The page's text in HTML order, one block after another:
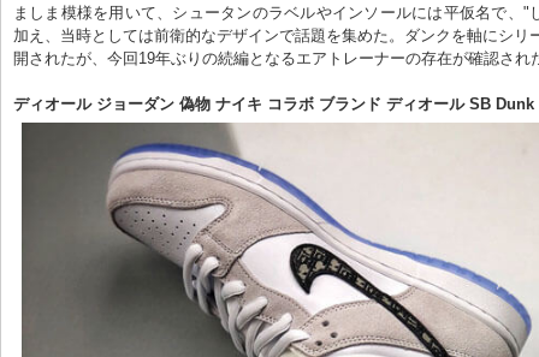
ましま模様を用いて、シュータンのラベルやインソールには平仮名で、"
加え、当時としては前衛的なデザインで話題を集めた。ダンクを軸にシリ
開されたが、今回19年ぶりの続編となるエアトレーナーの存在が確認され
ディオール ジョーダン 偽物 ナイキ コラボ ブランド ディオール SB